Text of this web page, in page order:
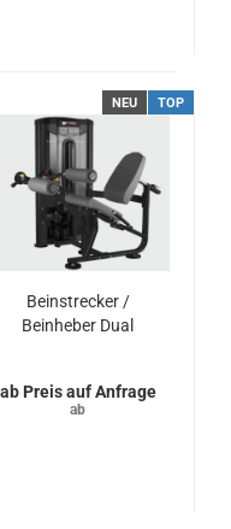
NEU TOP
Beinstrecker /
Beinheber Dual
Preis auf Anfrage